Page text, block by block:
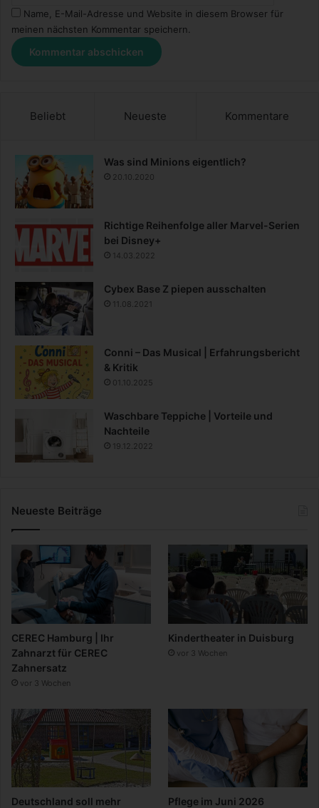
Name, E-Mail-Adresse und Website in diesem Browser für
meinen nächsten Kommentar speichern.
Beliebt Neueste Kommentare
Was sind Minions eigentlich?
20.10.2020
Richtige Reihenfolge aller Marvel-Serien
bei Disney+
14.03.2022
Cybex Base Z piepen ausschalten
11.08.2021
Conni – Das Musical | Erfahrungsbericht
& Kritik
01.10.2025
Waschbare Teppiche | Vorteile und
Nachteile
19.12.2022
Neueste Beiträge
CEREC Hamburg | Ihr
Zahnarzt für CEREC
Zahnersatz
vor 3 Wochen
Kindertheater in Duisburg
vor 3 Wochen
Deutschland soll mehr
Pflege im Juni 2026